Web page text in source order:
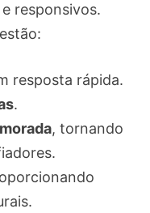
responsivos.
resposta rápida.
.
, tornando